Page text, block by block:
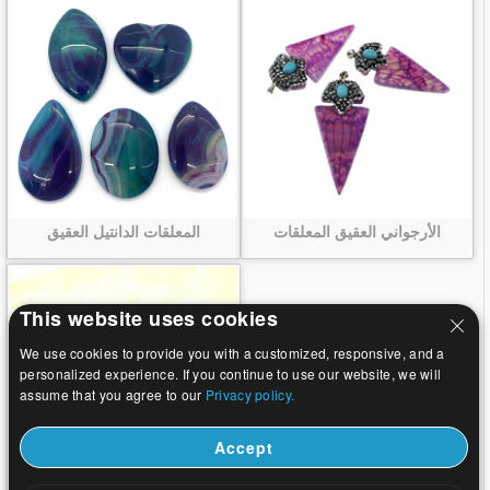
المعلقات الدانتيل العقيق الأرجواني العقيق المعلقات
This website uses cookies
We use cookies to provide you with a customized, responsive, and a
personalized experience. If you continue to use our website, we will
assume that you agree to our Privacy policy.
Accept